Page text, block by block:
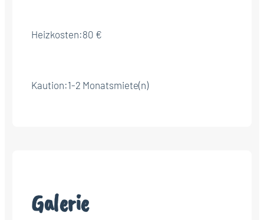
Heizkosten:80 €
Kaution:1-2 Monatsmiete(n)
Galerie